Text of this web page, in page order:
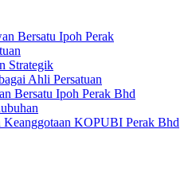
Bersatu Ipoh Perak
Strategik
Ahli Persatuan
Bersatu Ipoh Perak Bhd
Keanggotaan KOPUBI Perak Bhd